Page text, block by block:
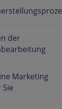
der
Marketing